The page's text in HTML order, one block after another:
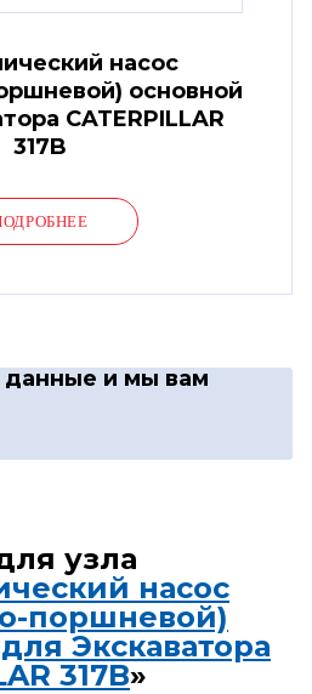
насос
основной
CATERPILLAR
317B
данные и мы вам
узла
насос
поршневой)
Экскаватора
317B»